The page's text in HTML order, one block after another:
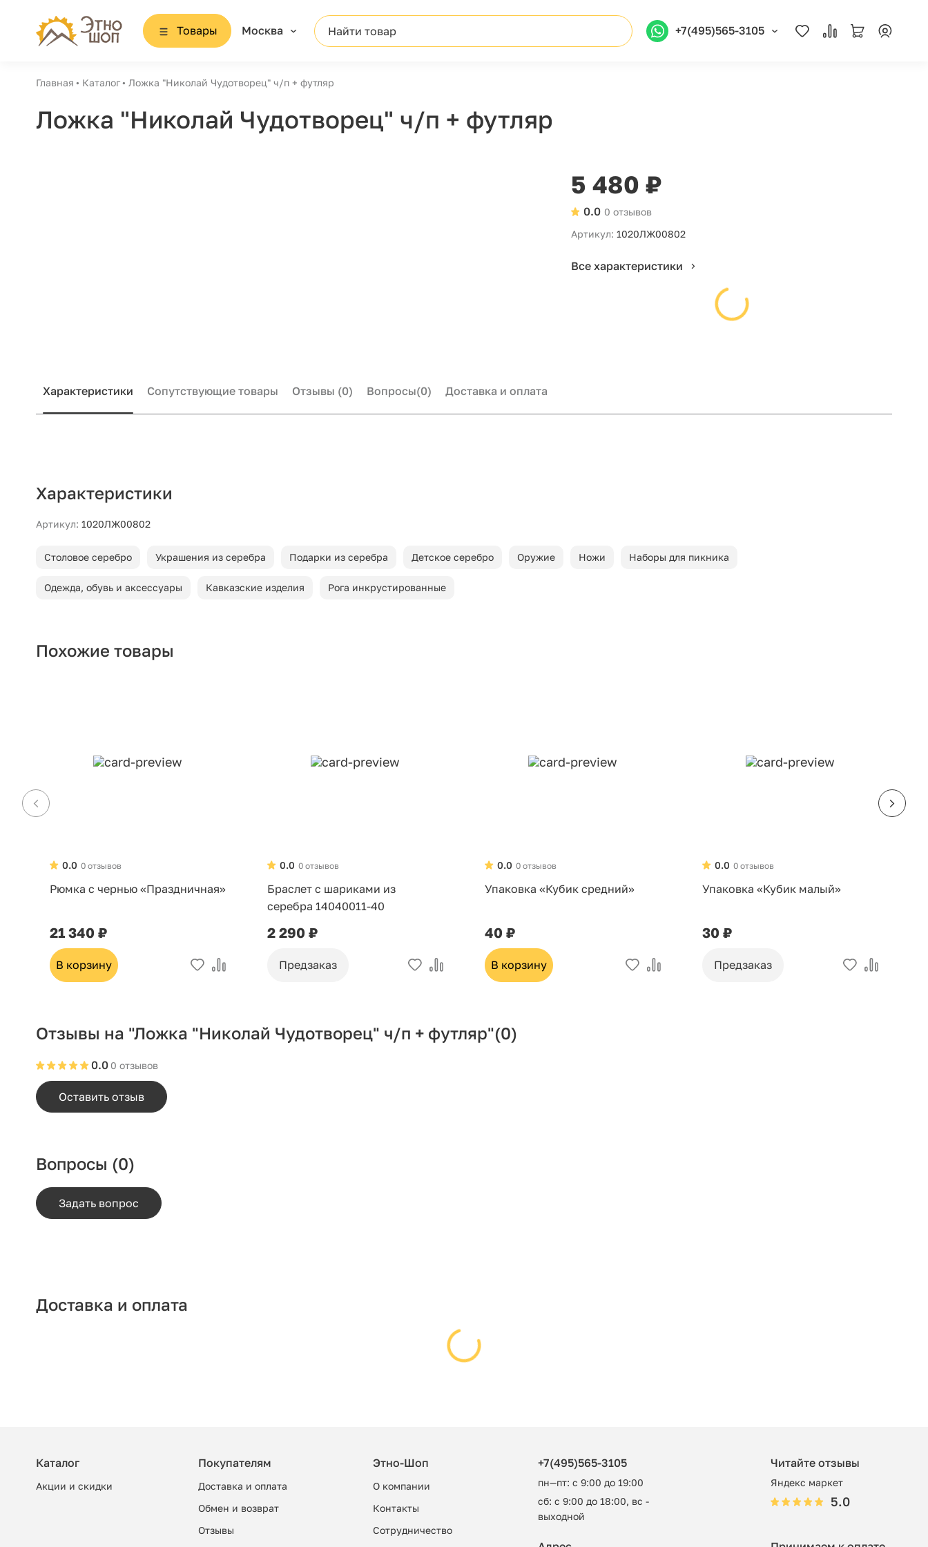
Товары Москва Найти товар +7(495)565-3105
Главная Каталог Ложка "Николай Чудотворец" ч/п + футляр
Ложка "Николай Чудотворец" ч/п + футляр
5 480 ₽
0 отзывов
0.0
Артикул: 1020ЛЖ00802
Все характеристики
Характеристики Сопутствующие товары Отзывы (0) Вопросы(0) Доставка и оплата
Характеристики
Артикул: 1020ЛЖ00802
Столовое серебро Украшения из серебра Подарки из серебра Детское серебро Оружие Ножи Наборы для пикника
Одежда, обувь и аксессуары Кавказские изделия Рога инкрустированные
Похожие товары
0 отзывов
0.0
Рюмка с чернью «Праздничная»
21 340 ₽
В корзину
0 отзывов
0.0
Браслет с шариками из
серебра 14040011-40
2 290 ₽
Предзаказ
0 отзывов
0.0
Упаковка «Кубик средний»
40 ₽
В корзину
0 отзывов
0.0
Упаковка «Кубик малый»
30 ₽
Предзаказ
Отзывы на "Ложка "Николай Чудотворец" ч/п + футляр"(0)
0 отзывов
0.0
Оставить отзыв
Вопросы (0)
Задать вопрос
Доставка и оплата
Каталог
Акции и скидки
Покупателям
Доставка и оплата
Обмен и возврат
Отзывы
Этно-Шоп
О компании
Контакты
Сотрудничество
+7(495)565-3105
пн—пт: с 9:00 до 19:00
сб: с 9:00 до 18:00, вс -
выходной
Читайте отзывы
Яндекс маркет
5.0